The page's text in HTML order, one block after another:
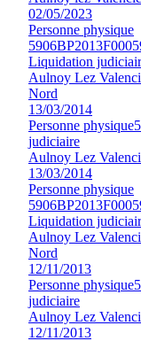
02/05/2023
Personne physique
Liquidation
Aulnoy Lez
Nord
13/03/2014
Personne physique
judiciaire
Aulnoy Lez
13/03/2014
Personne physique
Liquidation
Aulnoy Lez
Nord
12/11/2013
Personne physique
judiciaire
Aulnoy Lez
12/11/2013